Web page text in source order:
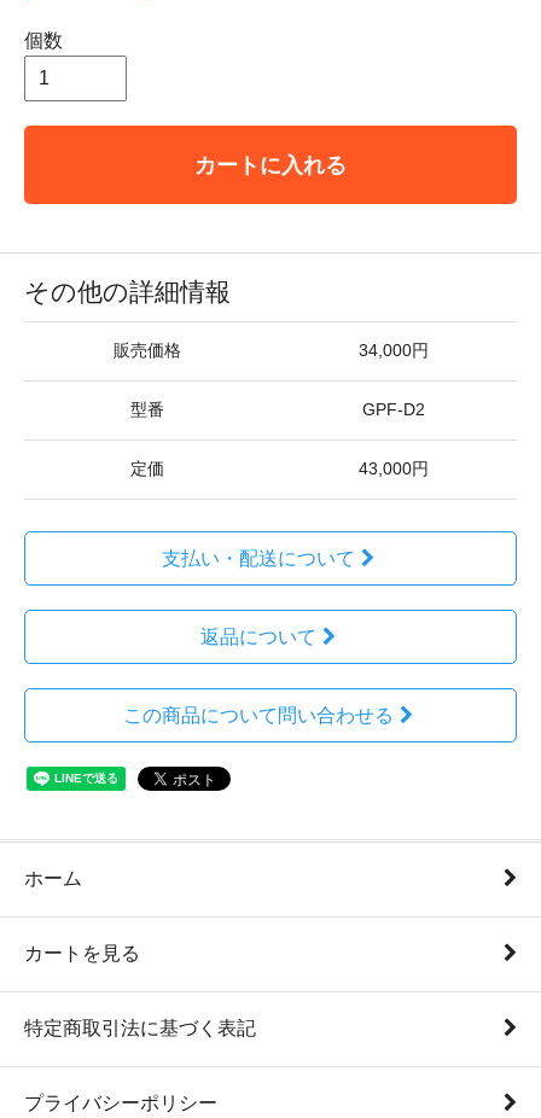
個数
カートに入れる
その他の詳細情報
販売価格 34,000円
型番 GPF-D2
定価 43,000円
支払い・配送について
返品について
この商品について問い合わせる
ホーム
カートを見る
特定商取引法に基づく表記
プライバシーポリシー